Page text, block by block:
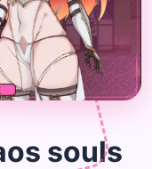
souls